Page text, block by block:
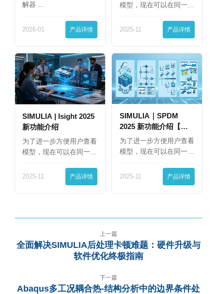
解器 …
2026-01 产品详情
模型，现在可以在同一
2025-11 产品详情
SIMULIA | Isight 2025
新功能介绍
为了进一步方便用户查看
模型，现在可以在同一
2025-11 产品详情
SIMULIA｜SPDM
2025 新功能介绍【下
篇】
为了进一步方便用户查看
模型，现在可以在同一
2025-11 产品详情
上一篇
全面解决SIMULIA后处理卡顿难题：硬件升级与
软件优化终极指南
下一篇
Abaqus多工况耦合热-结构分析中的边界条件处